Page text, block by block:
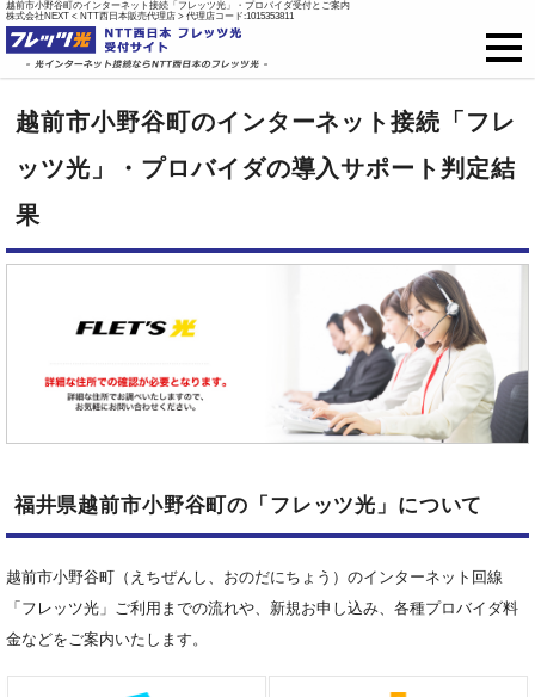
越前市小野谷町のインターネット接続「フレッツ光」・プロバイダ受付とご案内
株式会社NEXT < NTT西日本販売代理店 > 代理店コード:1015353811
戸建て向け料金
オプション
越前市小野谷町のインターネット接続「フレ
ッツ光」・プロバイダの導入サポート判定結
果
福井県越前市小野谷町の「フレッツ光」について
越前市小野谷町（えちぜんし、おのだにちょう）のインターネット回線
「フレッツ光」ご利用までの流れや、新規お申し込み、各種プロバイダ料
金などをご案内いたします。